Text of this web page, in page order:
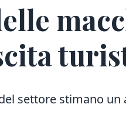
settore stimano un